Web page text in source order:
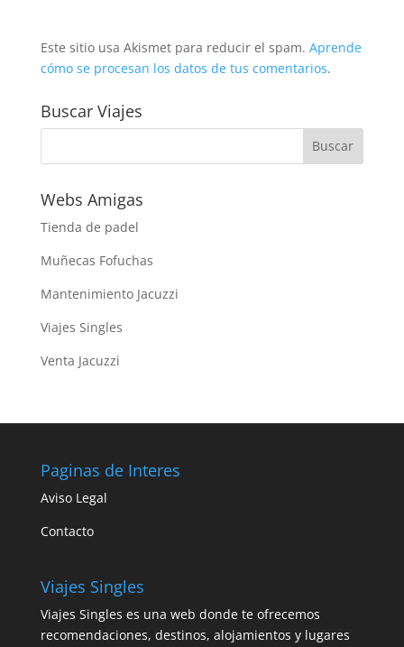
Este sitio usa Akismet para reducir el spam. Aprende
cómo se procesan los datos de tus comentarios.
Buscar Viajes
Webs Amigas
Tienda de padel
Muñecas Fofuchas
Mantenimiento Jacuzzi
Viajes Singles
Venta Jacuzzi
Paginas de Interes
Aviso Legal
Contacto
Viajes Singles
Viajes Singles es una web donde te ofrecemos
recomendaciones, destinos, alojamientos y lugares